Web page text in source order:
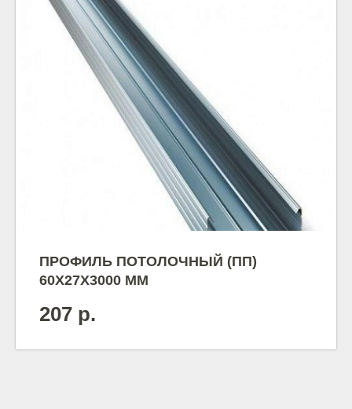
ПРОФИЛЬ ПОТОЛОЧНЫЙ (ПП)
60Х27Х3000 ММ
207 р.